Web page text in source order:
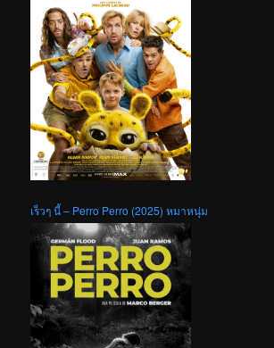
เร็วๆ นี้ – Perro Perro (2025) หมาหนุ่ม